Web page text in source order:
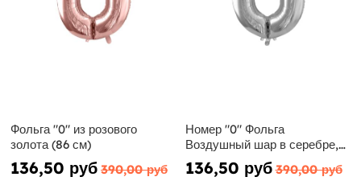
Фольга "0" из розового
золота (86 см)
136,50 руб 390,00 руб
Номер "0" Фольга
Воздушный шар в серебре,
86 см
136,50 руб 390,00 руб